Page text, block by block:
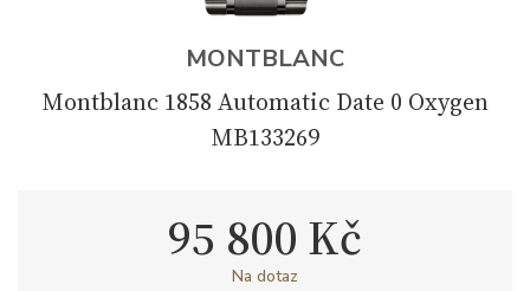
MONTBLANC
Montblanc 1858 Automatic Date 0 Oxygen
MB133269
95 800 Kč
Na dotaz